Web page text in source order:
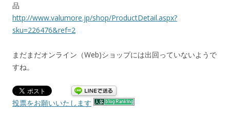
品
http://www.valumore.jp/shop/ProductDetail.aspx?
sku=226476&ref=2
まだまだオンライン（Web)ショップには出回っていないようで
すね。
投票をお願いいたします